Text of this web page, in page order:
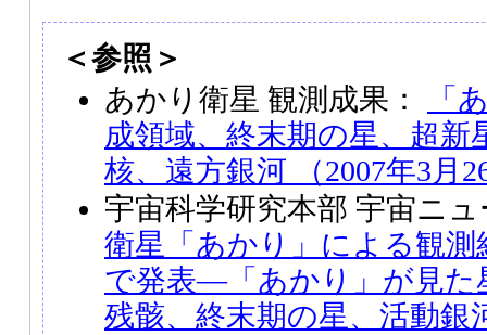
＜参照＞
あかり衛星 観測成果：
「
成領域、終末期の星、超新
核、遠方銀河 （2007年3月
宇宙科学研究本部 宇宙ニ
衛星「あかり」による観測
で発表―「あかり」が見た
残骸、終末期の星、活動